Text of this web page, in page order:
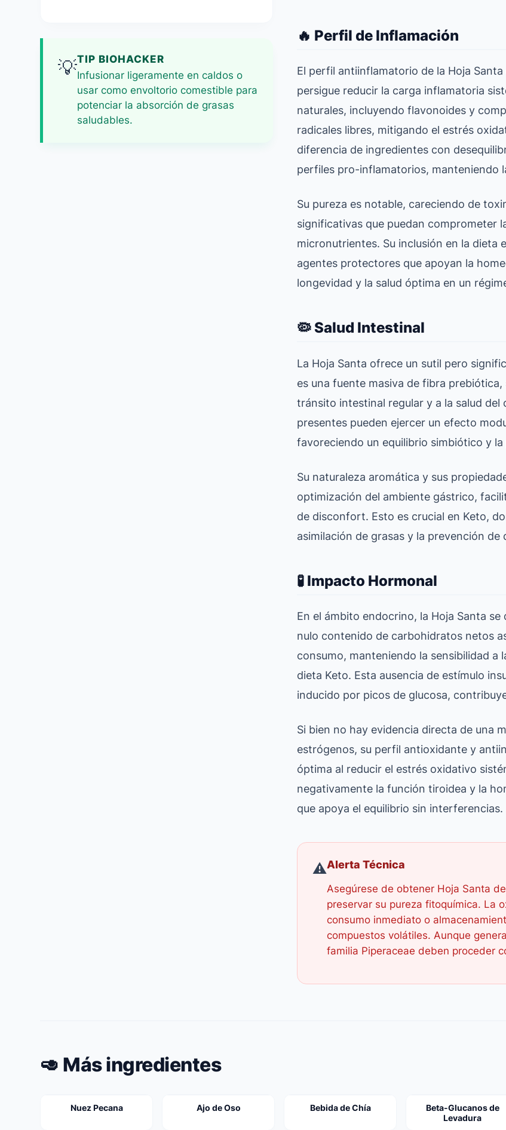
💡TIP BIOHACKER
Infusionar ligeramente en caldos o
usar como envoltorio comestible para
potenciar la absorción de grasas
saludables.
🔥 Perfil de Inflamación
El perfil antiinflamatorio de la Hoja
persigue reducir la carga inflamatoria
naturales, incluyendo flavonoides y
radicales libres, mitigando el estrés
diferencia de ingredientes con
perfiles pro-inflamatorios, manteniendo
Su pureza es notable, careciendo de
significativas que puedan comprometer
micronutrientes. Su inclusión en la dieta
agentes protectores que apoyan la
longevidad y la salud óptima en un
🦠 Salud Intestinal
La Hoja Santa ofrece un sutil pero
es una fuente masiva de fibra
tránsito intestinal regular y a la salud
presentes pueden ejercer un efecto
favoreciendo un equilibrio simbiótico y
Su naturaleza aromática y sus
optimización del ambiente gástrico,
de disconfort. Esto es crucial en Keto,
asimilación de grasas y la prevención de
🧪 Impacto Hormonal
En el ámbito endocrino, la Hoja Santa
nulo contenido de carbohidratos netos
consumo, manteniendo la sensibilidad a
dieta Keto. Esta ausencia de estímulo
inducido por picos de glucosa,
Si bien no hay evidencia directa de una
estrógenos, su perfil antioxidante y
óptima al reducir el estrés oxidativo
negativamente la función tiroidea y la
que apoya el equilibrio sin interferencias.
⚠️Alerta Técnica
Asegúrese de obtener Hoja Santa
preservar su pureza fitoquímica. La
consumo inmediato o
compuestos volátiles. Aunque
familia Piperaceae deben proceder
🥑 Más ingredientes
Nuez Pecana Ajo de Oso Bebida de Chía
Beta-Glucanos de
Levadura